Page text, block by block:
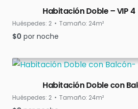
Habitación Doble – VIP 4
Huéspedes: 2 Tamaño: 24m²
$0 por noche
Habitación Doble con
Huéspedes: 2 Tamaño: 24m²